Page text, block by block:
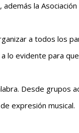
la
a todos los
lo evidente para
Desde grupos
expresión musical.